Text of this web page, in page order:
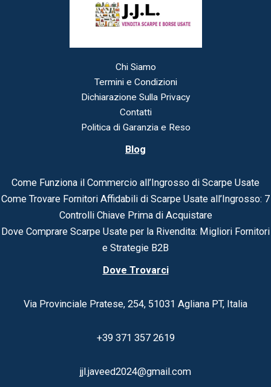
Chi Siamo
Termini e Condizioni
Dichiarazione Sulla Privacy
Contatti
Politica di Garanzia e Reso
Blog
Come Funziona il Commercio all’Ingrosso di Scarpe Usate
Come Trovare Fornitori Affidabili di Scarpe Usate all’Ingrosso: 7
Controlli Chiave Prima di Acquistare
Dove Comprare Scarpe Usate per la Rivendita: Migliori Fornitori
e Strategie B2B
Dove Trovarci
Via Provinciale Pratese, 254, 51031 Agliana PT, Italia
+39 371 357 2619
jjl.javeed2024@gmail.com